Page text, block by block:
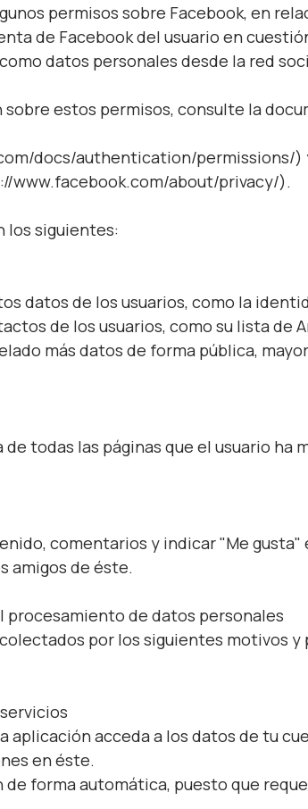
permisos sobre Facebook, en
de Facebook del usuario en
datos personales desde la red
estos permisos, consulte la
docs/authentication/permissions/)
www.facebook.com/about/privacy/).
los siguientes:
datos de los usuarios, como la
de los usuarios, como su lista de
más datos de forma pública,
todas las páginas que el usuario ha
comentarios y indicar "Me gusta"
amigos de éste.
de datos personales
por los siguientes motivos y
aplicación acceda a los datos de tu
en éste.
de forma automática, puesto que